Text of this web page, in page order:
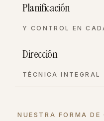
Planificación
Y CONTROL EN
Dirección
TÉCNICA INTEGRAL
NUESTRA FORMA DE